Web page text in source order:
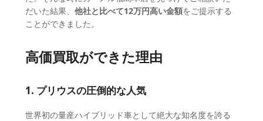
だいた結果、 他社と比べて12万円高い金額をご提示する
ことができました。
高価買取ができた理由
1. プリウスの圧倒的な人気
世界初の量産ハイブリッド車として絶大な知名度を誇る